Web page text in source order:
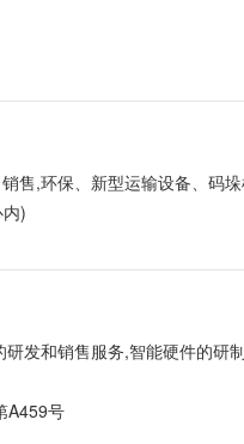
售,环保、新型运输设备、码
)
发和销售服务,智能硬件的研
A459号